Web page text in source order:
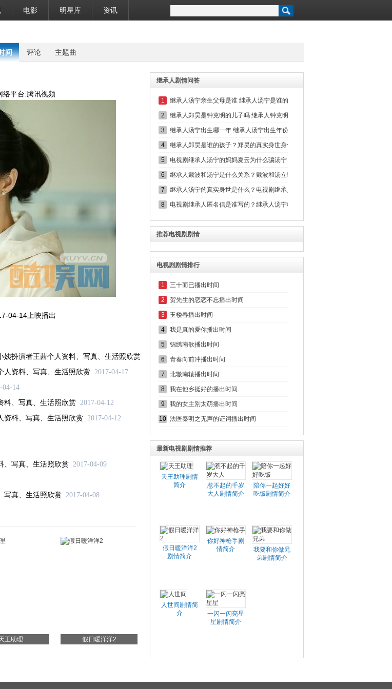
电影 明星库 资讯
间 评论 主题曲
络平台:腾讯视频
04-14上映播出
扮演者王茜个人资料、写真、生活照欣赏
人资料、写真、生活照欣赏 2017-04-17
04-14
料、写真、生活照欣赏 2017-04-12
资料、写真、生活照欣赏 2017-04-12
、写真、生活照欣赏 2017-04-09
写真、生活照欣赏 2017-04-08
王助理 假日暖洋洋2
继承人剧情问答
1 继承人汤宁亲生父母是谁 继承人汤宁是谁的孩子 继承人汤宁是谁的女儿 继承人
2 继承人郑昊是钟克明的儿子吗 继承人钟克明到底是不是郑昊的父亲 继承人郑昊
3 继承人汤宁出生哪一年 继承人汤宁出生年份是什么 电视剧继承人汤宁父亲汤继业
4 继承人郑昊是谁的孩子？郑昊的真实身世身份是什么？郑昊的亲生父亲是谁？
5 电视剧继承人汤宁的妈妈夏云为什么骗汤宁？继承人夏云为什么把股票转给汤立
6 继承人戴波和汤宁是什么关系？戴波和汤立群家是什么关系？
7 继承人汤宁的真实身世是什么？电视剧继承人汤宁是谁的孩子？汤宁的亲生父亲
8 电视剧继承人匿名信是谁写的？继承人汤宁收到的匿名信是谁写的？
推荐电视剧剧情
电视剧剧情排行
1 三十而已播出时间
2 贺先生的恋恋不忘播出时间
3 玉楼春播出时间
4 我是真的爱你播出时间
5 锦绣南歌播出时间
6 青春向前冲播出时间
7 北辙南辕播出时间
8 我在他乡挺好的播出时间
9 我的女主别太萌播出时间
10 法医秦明之无声的证词播出时间
最新电视剧剧情推荐
天王助理剧情
简介
惹不起的千岁
大人剧情简介
陪你一起好好
吃饭剧情简介
假日暖洋洋2
剧情简介
你好神枪手剧
情简介
我要和你做兄
弟剧情简介
人世间剧情简
介
一闪一闪亮星
星剧情简介